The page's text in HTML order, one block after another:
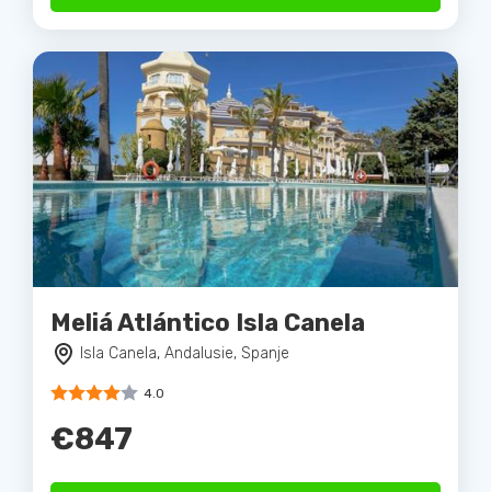
Meliá Atlántico Isla Canela
Isla Canela, Andalusie, Spanje
4.0
€847